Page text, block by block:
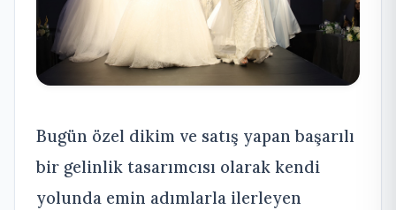
Bugün özel dikim ve satış yapan başarılı
bir gelinlik tasarımcısı olarak kendi
yolunda emin adımlarla ilerleyen